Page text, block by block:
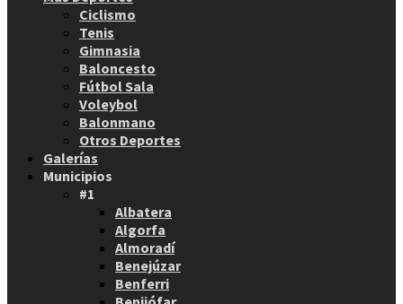
Ciclismo
Tenis
Gimnasia
Baloncesto
Fútbol Sala
Voleybol
Balonmano
Otros Deportes
Galerías
Municipios
#1
Albatera
Algorfa
Almoradí
Benejúzar
Benferri